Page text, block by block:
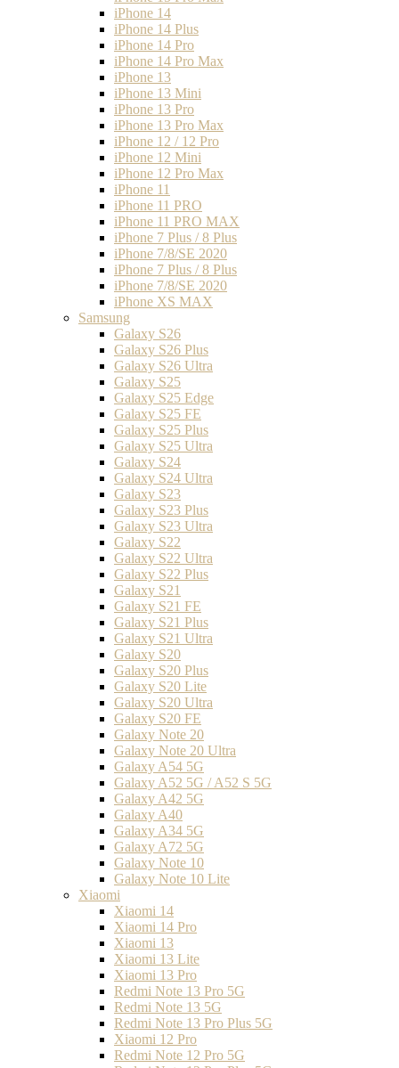
iPhone 14
iPhone 14 Plus
iPhone 14 Pro
iPhone 14 Pro Max
iPhone 13
iPhone 13 Mini
iPhone 13 Pro
iPhone 13 Pro Max
iPhone 12 / 12 Pro
iPhone 12 Mini
iPhone 12 Pro Max
iPhone 11
iPhone 11 PRO
iPhone 11 PRO MAX
iPhone 7 Plus / 8 Plus
iPhone 7/8/SE 2020
iPhone 7 Plus / 8 Plus
iPhone 7/8/SE 2020
iPhone XS MAX
Samsung
Galaxy S26
Galaxy S26 Plus
Galaxy S26 Ultra
Galaxy S25
Galaxy S25 Edge
Galaxy S25 FE
Galaxy S25 Plus
Galaxy S25 Ultra
Galaxy S24
Galaxy S24 Ultra
Galaxy S23
Galaxy S23 Plus
Galaxy S23 Ultra
Galaxy S22
Galaxy S22 Ultra
Galaxy S22 Plus
Galaxy S21
Galaxy S21 FE
Galaxy S21 Plus
Galaxy S21 Ultra
Galaxy S20
Galaxy S20 Plus
Galaxy S20 Lite
Galaxy S20 Ultra
Galaxy S20 FE
Galaxy Note 20
Galaxy Note 20 Ultra
Galaxy A54 5G
Galaxy A52 5G / A52 S 5G
Galaxy A42 5G
Galaxy A40
Galaxy A34 5G
Galaxy A72 5G
Galaxy Note 10
Galaxy Note 10 Lite
Xiaomi
Xiaomi 14
Xiaomi 14 Pro
Xiaomi 13
Xiaomi 13 Lite
Xiaomi 13 Pro
Redmi Note 13 Pro 5G
Redmi Note 13 5G
Redmi Note 13 Pro Plus 5G
Xiaomi 12 Pro
Redmi Note 12 Pro 5G